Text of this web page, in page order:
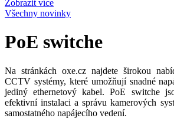
Zobrazit více
Všechny novinky
PoE switche
Na stránkách oxe.cz najdete širokou
CCTV systémy, které umožňují snadné
jediný ethernetový kabel. PoE switche
efektivní instalaci a správu kamerových
samostatného napájecího vedení.